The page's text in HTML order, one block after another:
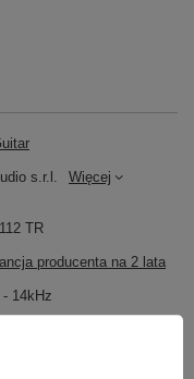
s.r.l. Więcej
TR
producenta na 2 lata
14kHz